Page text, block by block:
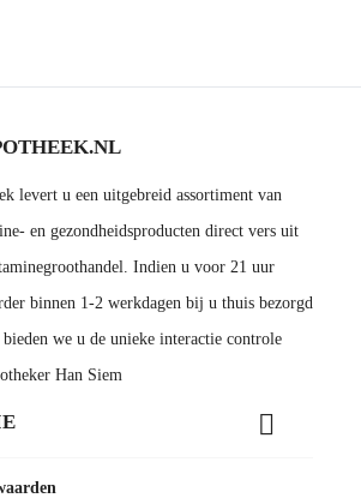
levert u een uitgebreid assortiment van
en gezondheidsproducten direct vers uit
Indien u voor 21 uur
binnen 1-2 werkdagen bij u thuis bezorgd
we u de unieke interactie controle
Han Siem
